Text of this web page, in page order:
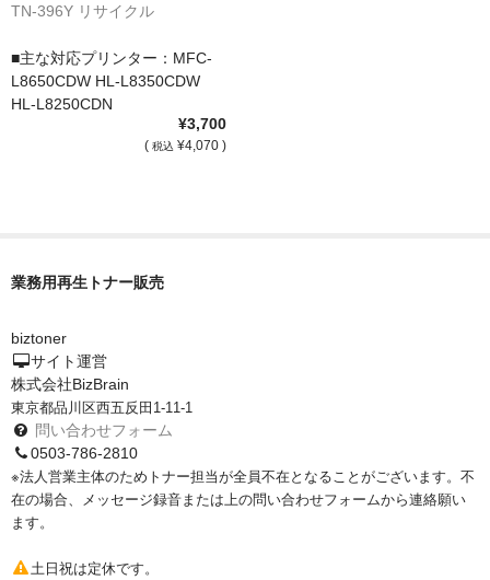
TN-396Y リサイクル
■主な対応プリンター：MFC-
L8650CDW HL-L8350CDW
HL-L8250CDN
¥3,700
( 税込 ¥4,070 )
業務用再生トナー販売
biztoner
サイト運営
株式会社BizBrain
東京都品川区西五反田1-11-1
問い合わせフォーム
0503-786-2810
※法人営業主体のためトナー担当が全員不在となることがございます。不
在の場合、メッセージ録音または上の問い合わせフォームから連絡願い
ます。
土日祝は定休です。